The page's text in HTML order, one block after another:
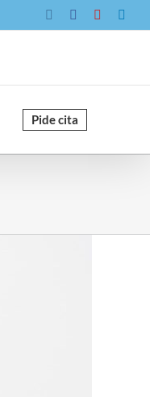
InstagramFacebookYouTube
Pide cita